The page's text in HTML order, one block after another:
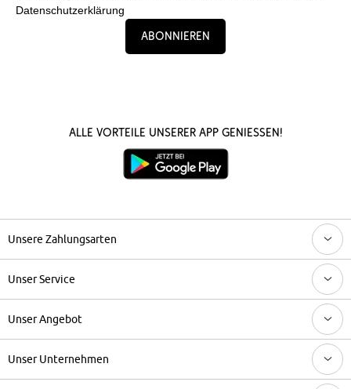
Datenschutzerklärung
Abonnieren
Alle Vorteile unserer App genießen!
Unsere Zahlungsarten
Unser Service
Unser Angebot
Unser Unternehmen